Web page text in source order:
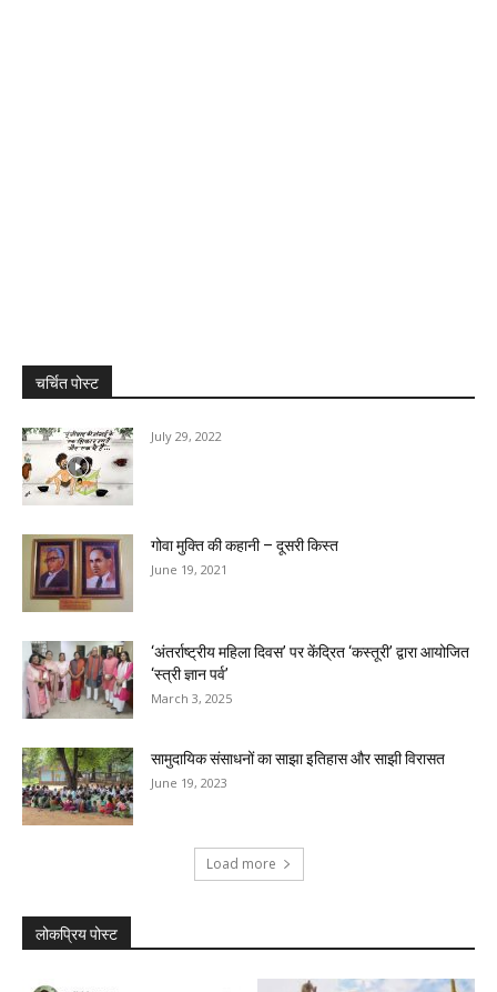
चर्चित पोस्ट
July 29, 2022
गोवा मुक्ति की कहानी – दूसरी किस्त
June 19, 2021
‘अंतर्राष्ट्रीय महिला दिवस’ पर केंद्रित ‘कस्तूरी’ द्वारा आयोजित
‘स्त्री ज्ञान पर्व’
March 3, 2025
सामुदायिक संसाधनों का साझा इतिहास और साझी विरासत
June 19, 2023
Load more
लोकप्रिय पोस्ट